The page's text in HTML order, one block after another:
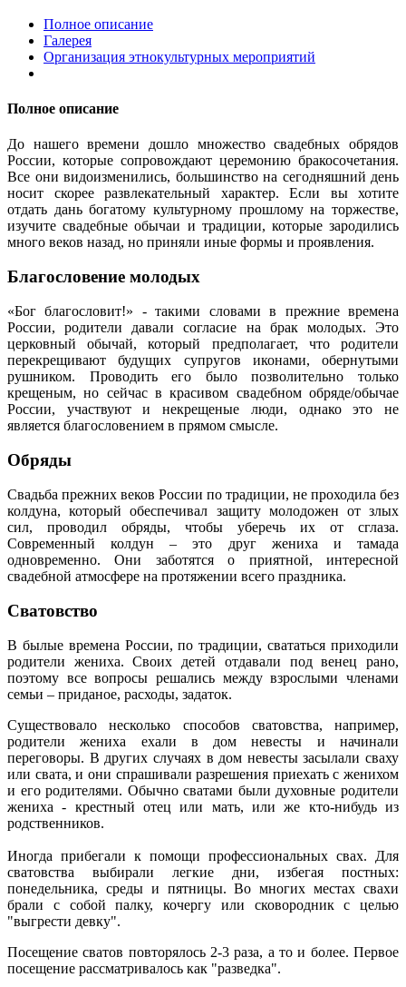
Полное описание
Галерея
Организация этнокультурных мероприятий
Полное описание
До нашего времени дошло множество свадебных обрядов
России, которые сопровождают церемонию бракосочетания.
Все они видоизменились, большинство на сегодняшний день
носит скорее развлекательный характер. Если вы хотите
отдать дань богатому культурному прошлому на торжестве,
изучите свадебные обычаи и традиции, которые зародились
много веков назад, но приняли иные формы и проявления.
Благословение молодых
«Бог благословит!» - такими словами в прежние времена
России, родители давали согласие на брак молодых. Это
церковный обычай, который предполагает, что родители
перекрещивают будущих супругов иконами, обернутыми
рушником. Проводить его было позволительно только
крещеным, но сейчас в красивом свадебном обряде/обычае
России, участвуют и некрещеные люди, однако это не
является благословением в прямом смысле.
Обряды
Свадьба прежних веков России по традиции, не проходила без
колдуна, который обеспечивал защиту молодожен от злых
сил, проводил обряды, чтобы уберечь их от сглаза.
Современный колдун – это друг жениха и тамада
одновременно. Они заботятся о приятной, интересной
свадебной атмосфере на протяжении всего праздника.
Сватовство
В былые времена России, по традиции, свататься приходили
родители жениха. Своих детей отдавали под венец рано,
поэтому все вопросы решались между взрослыми членами
семьи – приданое, расходы, задаток.
Существовало несколько способов сватовства, например,
родители жениха ехали в дом невесты и начинали
переговоры. В других случаях в дом невесты засылали сваху
или свата, и они спрашивали разрешения приехать с женихом
и его родителями. Обычно сватами были духовные родители
жениха - крестный отец или мать, или же кто-нибудь из
родственников.
Иногда прибегали к помощи профессиональных свах. Для
сватовства выбирали легкие дни, избегая постных:
понедельника, среды и пятницы. Во многих местах свахи
брали с собой палку, кочергу или сковородник с целью
"выгрести девку".
Посещение сватов повторялось 2-3 раза, а то и более. Первое
посещение рассматривалось как "разведка".